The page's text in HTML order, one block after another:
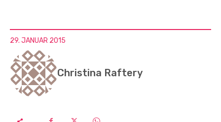
29. JANUAR 2015
Christina Raftery